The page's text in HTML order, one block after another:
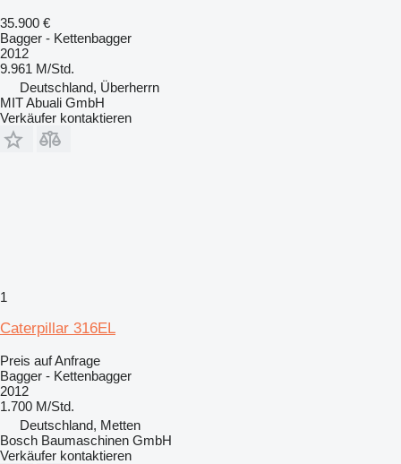
35.900 €
Bagger - Kettenbagger
2012
9.961 M/Std.
Deutschland, Überherrn
MIT Abuali GmbH
Verkäufer kontaktieren
1
Caterpillar 316EL
Preis auf Anfrage
Bagger - Kettenbagger
2012
1.700 M/Std.
Deutschland, Metten
Bosch Baumaschinen GmbH
Verkäufer kontaktieren